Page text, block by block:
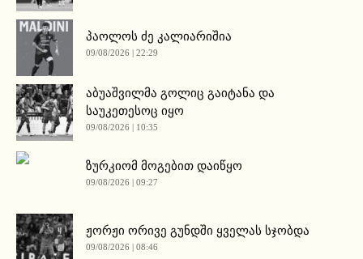
პაოლოს ძე კალიარიშია
09/08/2026 | 22:29
აბუაშვილმა გოლიც გაიტანა და
საუკეთესოც იყო
09/08/2026 | 10:35
ზურკიომ მოგებით დაიწყო
09/08/2026 | 09:27
ჟორჟი ორივე გუნდში ყველას სჯობდა
09/08/2026 | 08:46